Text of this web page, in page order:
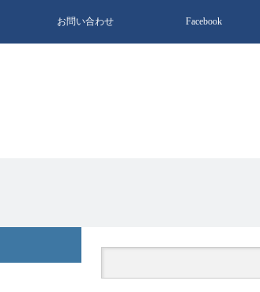
お問い合わせ Facebook